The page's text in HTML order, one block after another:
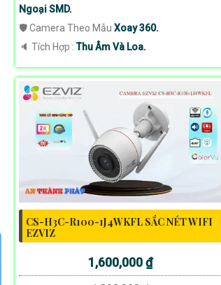
Ngoại SMD.
🛡 Camera Theo Mẫu Xoay 360.
️🔈 Tích Hợp :Thu Âm Và Loa.
CS-H3C-R100-1J4WKFL SẮC NÉT WIFI
EZVIZ
1,600,000 ₫